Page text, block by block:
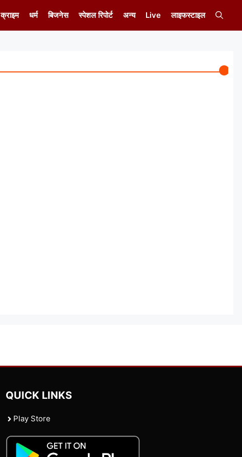
क्राइम धर्म बिजनेस स्पेशल रिपोर्ट अन्य Live लाइफस्टाइल
QUICK LINKS
Play Store